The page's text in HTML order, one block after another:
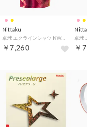
Nittaku
￥7,260 ￥